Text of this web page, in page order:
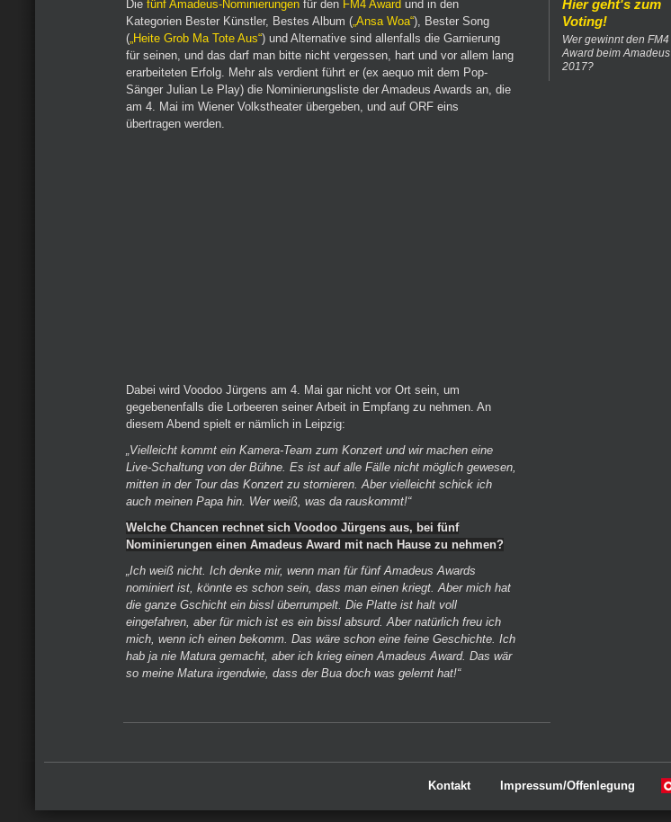
Hier geht's zum
Voting!
Wer gewinnt den FM4
Award beim Amadeus
2017?
Die fünf Amadeus-Nominierungen für den FM4 Award und in den
Kategorien Bester Künstler, Bestes Album („Ansa Woa“), Bester Song
(„Heite Grob Ma Tote Aus“) und Alternative sind allenfalls die Garnierung
für seinen, und das darf man bitte nicht vergessen, hart und vor allem lang
erarbeiteten Erfolg. Mehr als verdient führt er (ex aequo mit dem Pop-
Sänger Julian Le Play) die Nominierungsliste der Amadeus Awards an, die
am 4. Mai im Wiener Volkstheater übergeben, und auf ORF eins
übertragen werden.
Dabei wird Voodoo Jürgens am 4. Mai gar nicht vor Ort sein, um
gegebenenfalls die Lorbeeren seiner Arbeit in Empfang zu nehmen. An
diesem Abend spielt er nämlich in Leipzig:
„Vielleicht kommt ein Kamera-Team zum Konzert und wir machen eine
Live-Schaltung von der Bühne. Es ist auf alle Fälle nicht möglich gewesen,
mitten in der Tour das Konzert zu stornieren. Aber vielleicht schick ich
auch meinen Papa hin. Wer weiß, was da rauskommt!“
Welche Chancen rechnet sich Voodoo Jürgens aus, bei fünf
Nominierungen einen Amadeus Award mit nach Hause zu nehmen?
„Ich weiß nicht. Ich denke mir, wenn man für fünf Amadeus Awards
nominiert ist, könnte es schon sein, dass man einen kriegt. Aber mich hat
die ganze Gschicht ein bissl überrumpelt. Die Platte ist halt voll
eingefahren, aber für mich ist es ein bissl absurd. Aber natürlich freu ich
mich, wenn ich einen bekomm. Das wäre schon eine feine Geschichte. Ich
hab ja nie Matura gemacht, aber ich krieg einen Amadeus Award. Das wär
so meine Matura irgendwie, dass der Bua doch was gelernt hat!“
Kontakt Impressum/Offenlegung